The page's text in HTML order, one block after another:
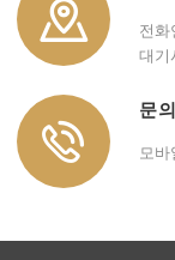
전화
대기
문
모바